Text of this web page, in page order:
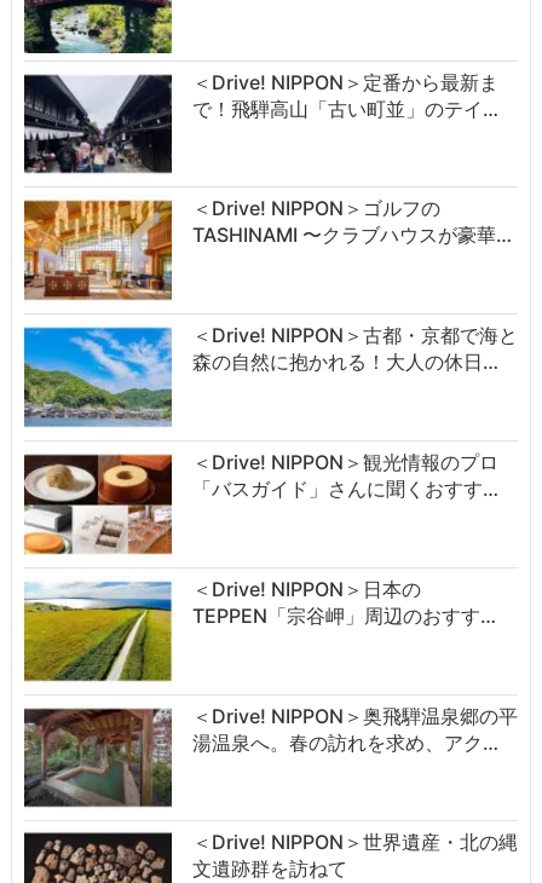
＜Drive! NIPPON＞定番から最新ま
で！飛騨高山「古い町並」のテイ…
＜Drive! NIPPON＞ゴルフの
TASHINAMI 〜クラブハウスが豪華…
＜Drive! NIPPON＞古都・京都で海と
森の自然に抱かれる！大人の休日…
＜Drive! NIPPON＞観光情報のプロ
「バスガイド」さんに聞くおすす…
＜Drive! NIPPON＞日本の
TEPPEN「宗谷岬」周辺のおすす…
＜Drive! NIPPON＞奥飛騨温泉郷の平
湯温泉へ。春の訪れを求め、アク…
＜Drive! NIPPON＞世界遺産・北の縄
文遺跡群を訪ねて